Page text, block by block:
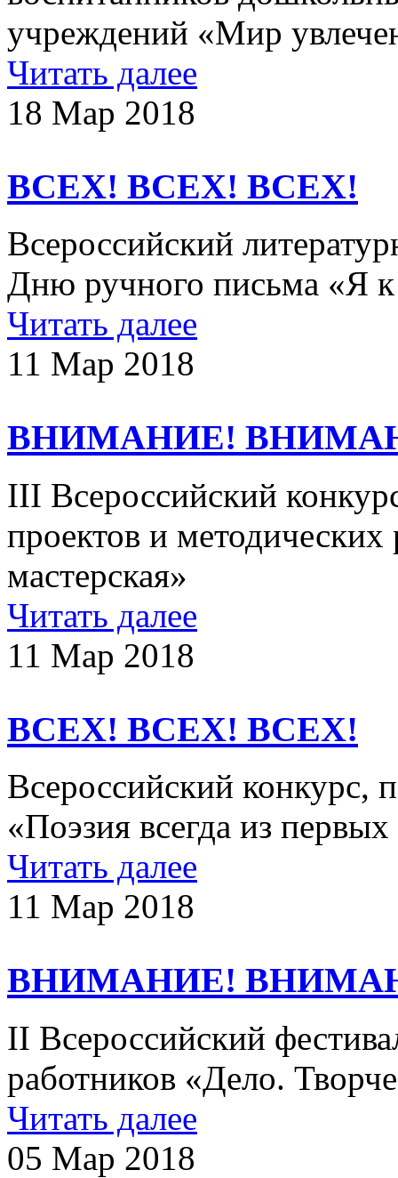
учреждений «Мир
Читать далее
18 Мар 2018
ВСЕХ! ВСЕХ! ВСЕХ!
Всероссийский
Дню ручного письма «Я
Читать далее
11 Мар 2018
ВНИМАНИЕ!
III Всероссийский
проектов и методических
мастерская»
Читать далее
11 Мар 2018
ВСЕХ! ВСЕХ! ВСЕХ!
Всероссийский
«Поэзия всегда из
Читать далее
11 Мар 2018
ВНИМАНИЕ!
II Всероссийский
работников «Дело.
Читать далее
05 Мар 2018